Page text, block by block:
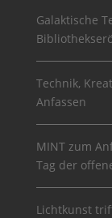
Galaktische
Technik,
Anfassen
MINT zum
Tag der
Lichtkunst